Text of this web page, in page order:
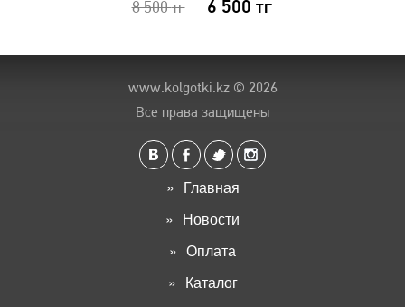
8 500тг 6 500 тг
www.kolgotki.kz© 2026
Все права защищены
Главная
Новости
Оплата
Каталог